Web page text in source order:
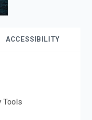
ACCESSIBILITY
Tools